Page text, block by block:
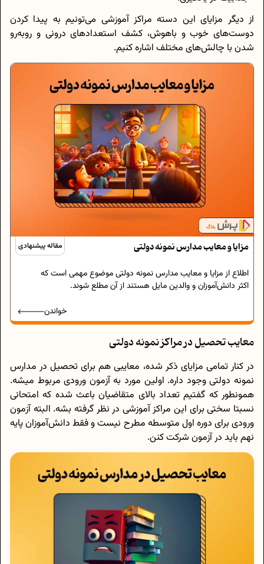
از دیگر مزایای این دسته مراکز آموزشی می‌تونیم به پیدا کردن
دوست‌های خوب و باهوش، کشف استعدادهای درونی و رو‌به‌رو
شدن با چالش‌های مختلف اشاره کنیم.
مقاله پیشنهادی مزایا و معایب مدارس نمونه دولتی
اطلاع از مزایا و معایب مدارس نمونه دولتی موضوع مهمی است که
اکثر دانش‌آموزان و والدین مایل هستند از آن مطلع شوند.
خواندن
معایب تحصیل در مراکز نمونه دولتی
در کنار تمامی مزایای ذکر شده، معایبی هم برای تحصیل در مدارس
نمونه دولتی وجود داره. اولین مورد به آزمون ورودی مربوط میشه.
همونطور که گفتیم تعداد بالای متقاضیان باعث شده که امتحانی
نسبتا سختی برای این مراکز آموزشی در نظر گرفته بشه. البته آزمون
ورودی برای دوره اول متوسطه مطرح نیست و فقط دانش‌آموزان پایه
نهم باید در آزمون شرکت کنن.